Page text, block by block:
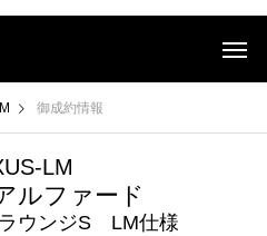
御成約情報
LM
ルファード
ウンジS LM仕様